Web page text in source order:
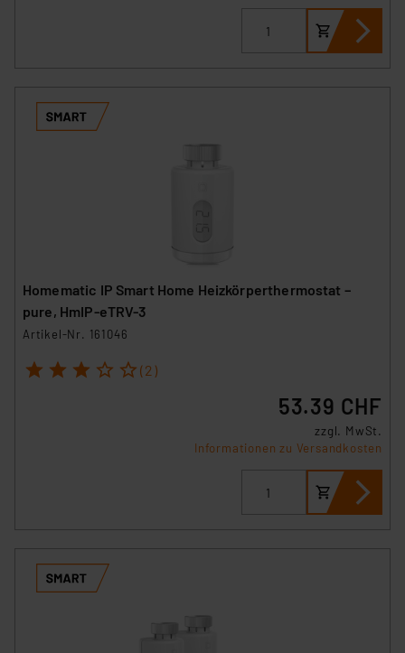
Homematic IP Smart Home Heizkörperthermostat –
pure, HmIP-eTRV-3
Artikel-Nr. 161046
1 2 3 4 5 (2)
53.39 CHF
zzgl. MwSt.
Informationen zu Versandkosten